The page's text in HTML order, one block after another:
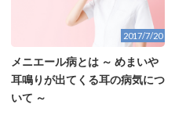
2017/7/20
メニエール病とは ～ めまいや
耳鳴りが出てくる耳の病気につ
いて ～